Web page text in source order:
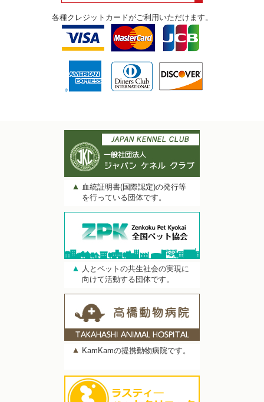
各種クレジットカードがご利用いただけます。
血統証明書(国際認定)の発行等
を行っている団体です。
人とペットの共生社会の実現に
向けて活動する団体です。
KamKamの提携動物病院です。